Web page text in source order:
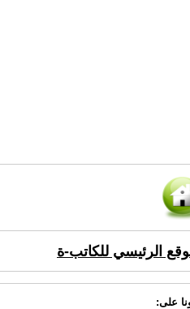
الرئيسي للكاتب-ة
على: